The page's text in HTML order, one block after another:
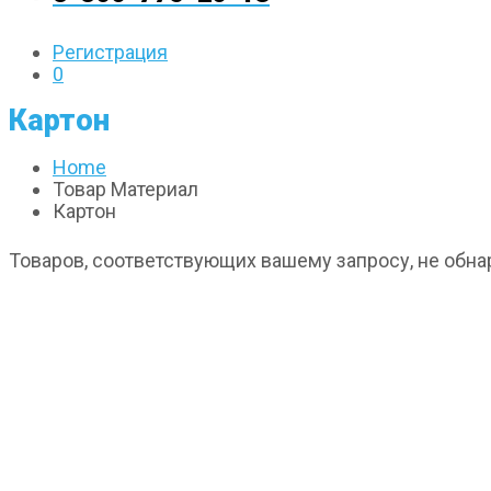
Регистрация
0
Картон
Home
Товар Материал
Картон
Товаров, соответствующих вашему запросу, не